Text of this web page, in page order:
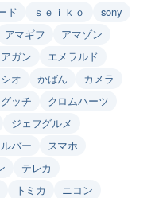
ド ｓｅｉｋｏ
sony
アマギフ
アマゾン
ガン
エメラルド
オ かばん
カメラ
グッチ
クロムハーツ
ジェフグルメ
バー
スマホ
テレカ
トミカ
ニコン